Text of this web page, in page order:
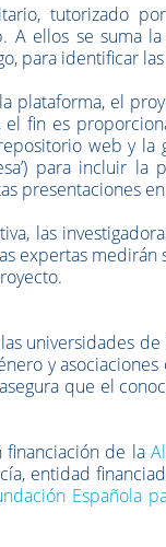
tutorizado
A ellos se suma
para identificar
plataforma, el
el fin es
web y la
para incluir la
presentaciones
las
expertas
universidades
y
que el
financiación de la
entidad
Española